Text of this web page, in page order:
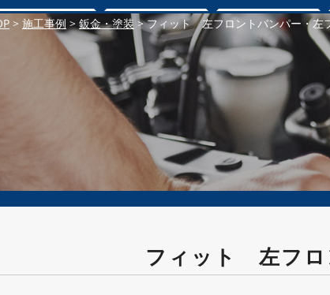
> 施工事例 > 鈑金・塗装 >フィット 左フロントバンパー・左
フィット 左フロ